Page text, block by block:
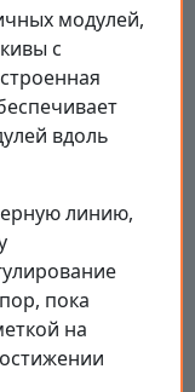
модулей,
с
вдоль
линию,
пока
на